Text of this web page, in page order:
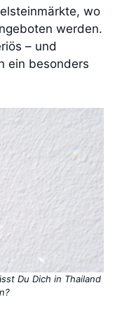
wo
werden.
– und
ein besonders
Du Dich in Thailand